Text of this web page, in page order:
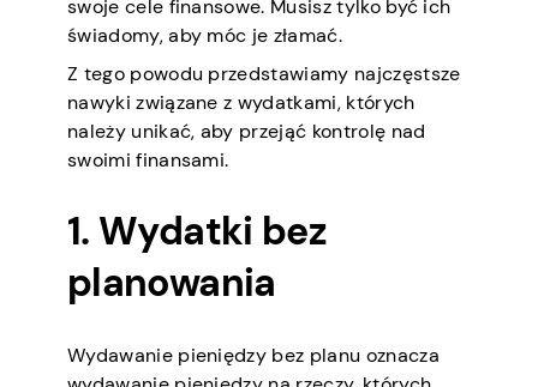
swoje cele finansowe. Musisz tylko być ich
świadomy, aby móc je złamać.
Z tego powodu przedstawiamy najczęstsze
nawyki związane z wydatkami, których
należy unikać, aby przejąć kontrolę nad
swoimi finansami.
1. Wydatki bez
planowania
Wydawanie pieniędzy bez planu oznacza